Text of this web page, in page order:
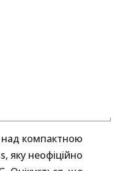
компактною
яку неофіційно